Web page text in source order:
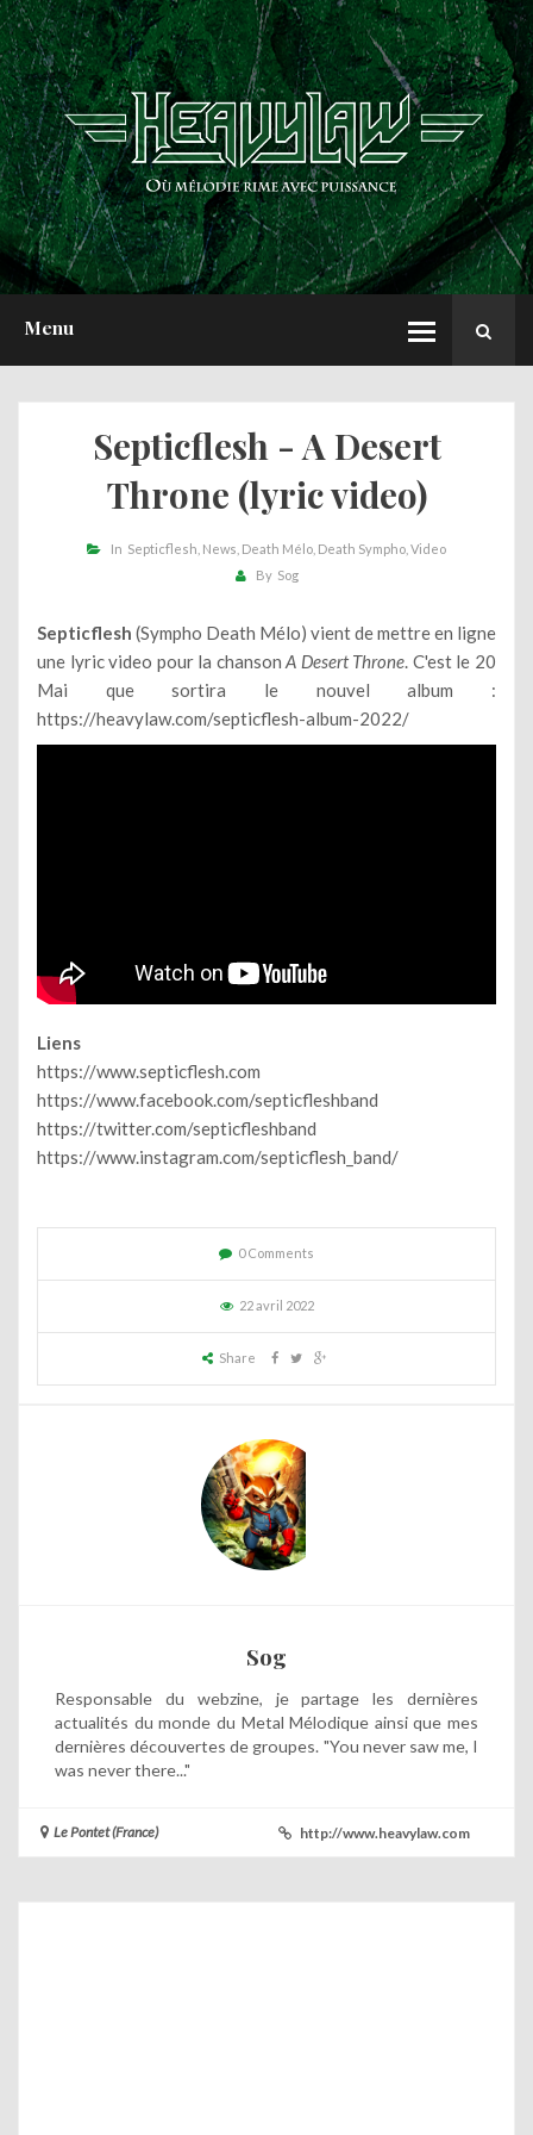
Menu
ACCUEIL
NEWS
CHRONIQUES
INTERVIEWS
REPORTS
A PROPOS
Septicflesh - A Desert
Throne (lyric video)
In Septicflesh News Death Mélo Death Sympho Video
By Sog
Septicflesh (Sympho Death Mélo) vient de mettre en ligne
une lyric video pour la chansonA Desert Throne. C'est le 20
Mai que sortira le nouvel album :
https://heavylaw.com/septicflesh-album-2022/
Liens
https://www.septicflesh.com
https://www.facebook.com/septicfleshband
https://twitter.com/septicfleshband
https://www.instagram.com/septicflesh_band/
0 Comments
22 avril 2022
Share
Sog
Responsable du webzine, je partage les dernières
actualités du monde du Metal Mélodique ainsi que mes
dernières découvertes de groupes. "You never saw me, I
was never there..."
Le Pontet (France) http://www.heavylaw.com